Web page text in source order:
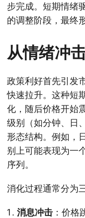
步完成。短期情绪
的调整阶段，最终
从情绪冲
政策利好首先引发
快速拉升。这种短
化，随后价格开始
级别（如分钟、日
形态结构。例如，
别上可能表现为一
序列。
消化过程通常分为
消息冲击 ：价格